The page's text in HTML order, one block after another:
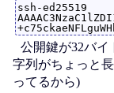
ssh-ed25519
公開鍵が32バイ
字列がちょっと
ってるから)